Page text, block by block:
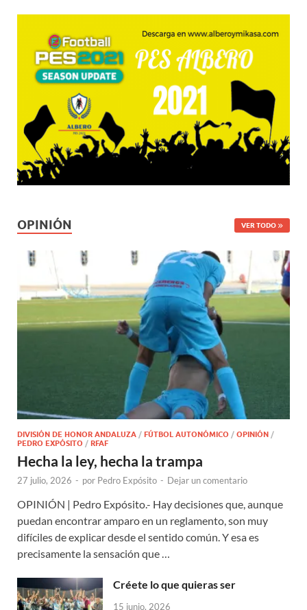
OPINIÓN VER TODO
DIVISIÓN DE HONOR ANDALUZA / FÚTBOL AUTONÓMICO / OPINIÓN /
PEDRO EXPÓSITO / RFAF
Hecha la ley, hecha la trampa
27 julio, 2026 - por Pedro Expósito - Dejar un comentario
OPINIÓN | Pedro Expósito.- Hay decisiones que, aunque
puedan encontrar amparo en un reglamento, son muy
difíciles de explicar desde el sentido común. Y esa es
precisamente la sensación que …
Créete lo que quieras ser
15 junio, 2026